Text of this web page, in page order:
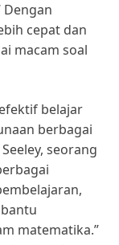
Dengan
cepat dan
macam soal
belajar
berbagai
seorang
matematika.”